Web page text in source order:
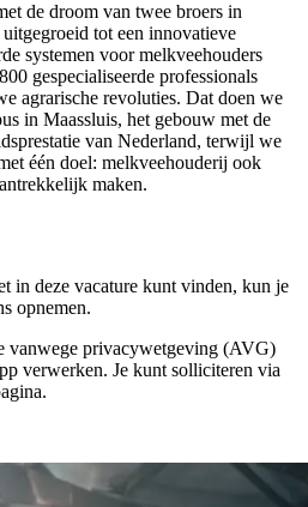
de droom van twee broers in
tot een innovatieve
systemen voor melkveehouders
gespecialiseerde professionals
agrarische revoluties. Dat doen we
in Maassluis, het gebouw met de
van Nederland, terwijl we
één doel: melkveehouderij ook
maken.
in deze vacature kunt vinden, kun je
opnemen.
vanwege privacywetgeving (AVG)
verwerken. Je kunt solliciteren via